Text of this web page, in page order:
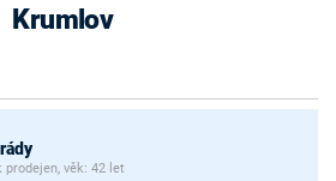
Krumlov
věk: 42 let